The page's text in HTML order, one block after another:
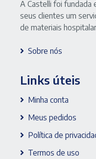
A Castelli foi fundada
seus clientes um
de materiais
Sobre nós
Links úteis
Minha conta
Meus pedidos
Política de
Termos de uso